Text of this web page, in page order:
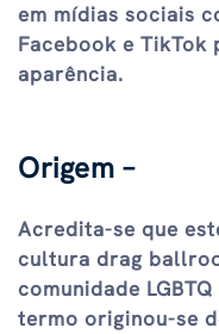
em mídias sociais
Facebook e
aparência.
Origem –
Acredita-se que
cultura drag
comunidade
termo originou-se